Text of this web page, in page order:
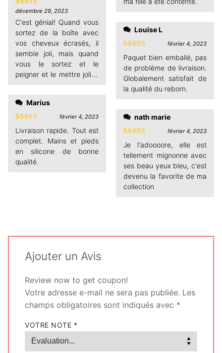
Note5sur
5
décembre 29, 2023
C'est génial! Quand vous
sortez de la boîte avec
vos cheveux écrasés, il
semble joli, mais quand
vous le sortez et le
peigner et le mettre joli, il
Marius
Note
5
février 4, 2023
Livraison rapide. Tout est
complet. Mains et pieds
en silicone de bonne
qualité.
Louise L
Note
4
sur 5
février 4, 2023
Paquet bien emballé, pas
de problème de livraison.
Globalement satisfait de
la qualité du reborn.
nath marie
Note
sur
5
février 4, 2023
Je l'adoooore, elle est
tellement mignonne avec
ses beau yeux bleu, c'est
devenu la favorite de ma
collection
Ajouter un Avis
Review now to get coupon!
Votre adresse e-mail ne sera pas publiée. Les
champs obligatoires sont indiqués avec *
VOTRE NOTE *